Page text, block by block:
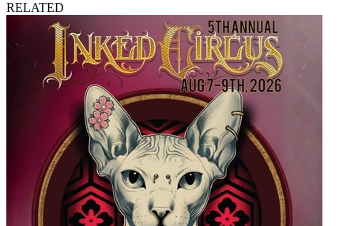
RELATED